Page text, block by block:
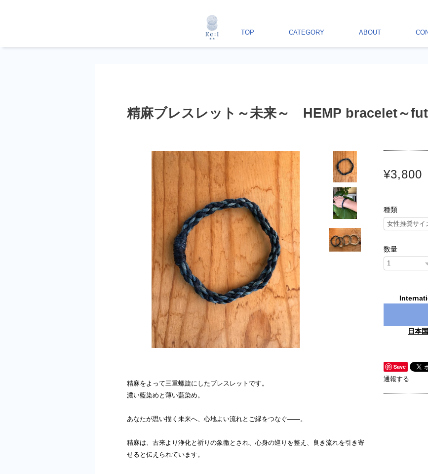
TOP CATEGORY ABOUT
精麻ブレスレット～未来～ HEMP bracelet～
精麻をよって三重螺旋にしたブレスレットです。
濃い藍染めと薄い藍染め。
あなたが思い描く未来へ、心地よい流れとご縁をつなぐ——。
精麻は、古来より浄化と祈りの象徴とされ、心身の巡りを整え、良き流れを引き寄
せると伝えられています。
¥3,800
種類
数量
日本
Save
通報する